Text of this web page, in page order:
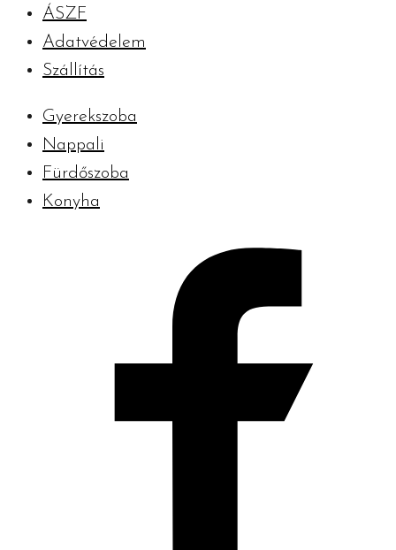
ÁSZF
Adatvédelem
Szállítás
Gyerekszoba
Nappali
Fürdőszoba
Konyha